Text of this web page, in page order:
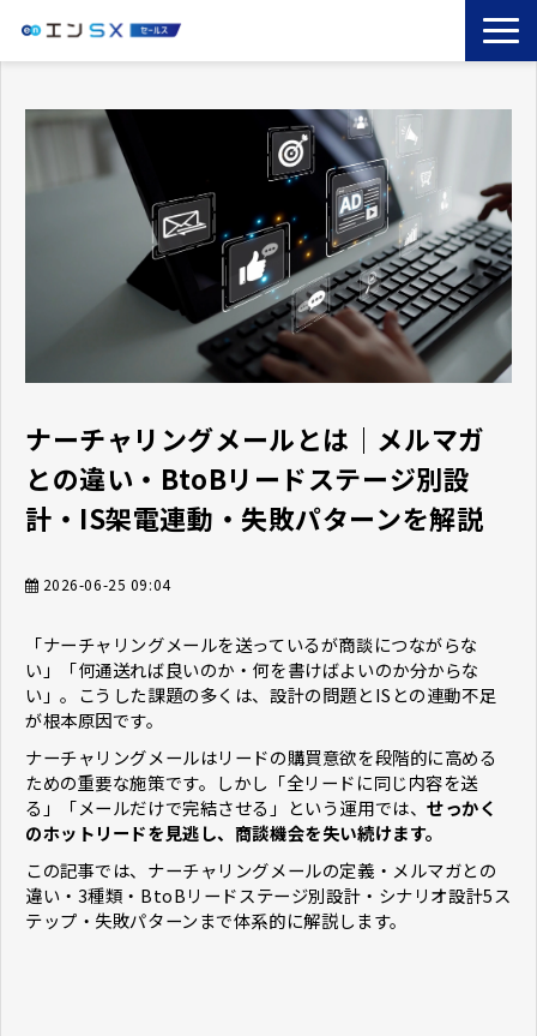
エンSXとは
サービス一覧
導入事例
お役立ちブログ
セミナー
コラム
ナーチャリングメールとは｜メルマガ
との違い・BtoBリードステージ別設
計・IS架電連動・失敗パターンを解説
2026-06-25 09:04
「ナーチャリングメールを送っているが商談につながらな
い」「何通送れば良いのか・何を書けばよいのか分からな
い」。こうした課題の多くは、設計の問題とISとの連動不足
が根本原因です。
ナーチャリングメールはリードの購買意欲を段階的に高める
ための重要な施策です。しかし「全リードに同じ内容を送
る」「メールだけで完結させる」という運用では、せっかく
のホットリードを見逃し、商談機会を失い続けます。
この記事では、ナーチャリングメールの定義・メルマガとの
違い・3種類・BtoBリードステージ別設計・シナリオ設計5ス
テップ・失敗パターンまで体系的に解説します。